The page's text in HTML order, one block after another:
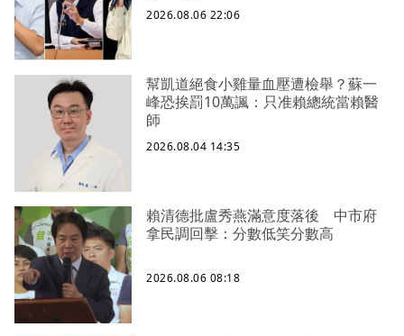
2026.08.06 22:06
幫凱道絕食小雞量血壓遭檢舉？蘇一
峰恐挨罰10萬諷：只准賴總統當賴醫
師
2026.08.04 14:35
賴清德批盧秀燕滿意度落後 中市府
拿民調回擊：分數低笑分數高
2026.08.06 08:18